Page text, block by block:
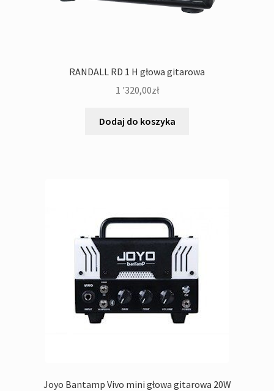
RANDALL RD 1 H głowa gitarowa
1 '320,00zł
Dodaj do koszyka
Joyo Bantamp Vivo mini głowa gitarowa 20W